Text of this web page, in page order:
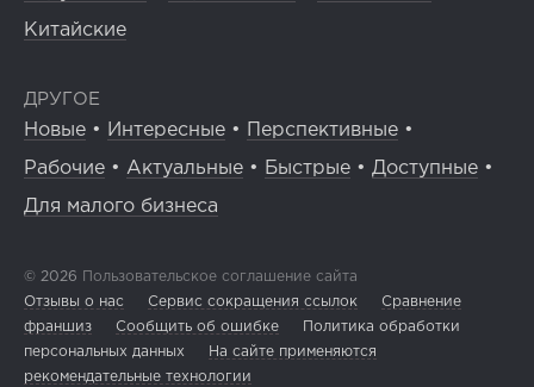
Китайские
ДРУГОЕ
Новые • Интересные • Перспективные •
Рабочие • Актуальные • Быстрые • Доступные •
Для малого бизнеса
© 2026 Пользовательское соглашение сайта
Отзывы о нас
Сервис сокращения ссылок
Сравнение
франшиз
Сообщить об ошибке
Политика обработки
персональных данных
На сайте применяются
рекомендательные технологии